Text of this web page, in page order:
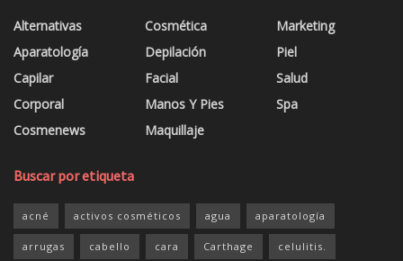
Alternativas
Aparatología
Capilar
Corporal
Cosmenews
Cosmética
Depilación
Facial
Manos Y Pies
Maquillaje
Marketing
Piel
Salud
Spa
Buscar por etiqueta
acné activos cosméticos agua aparatología
arrugas cabello cara Carthage celulitis.